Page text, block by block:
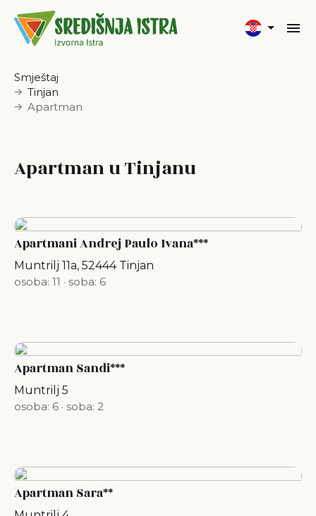
Smještaj
Tinjan
Apartman
Apartman u Tinjanu
Apartmani Andrej Paulo Ivana***
Muntrilj 11a, 52444 Tinjan
osoba: 11 · soba: 6
Apartman Sandi***
Muntrilj 5
osoba: 6 · soba: 2
Apartman Sara**